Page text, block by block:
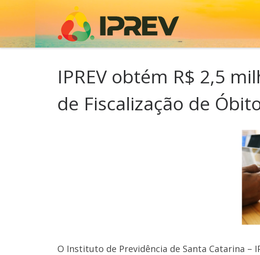
Skip to content
IPREV obtém R$ 2,5
de Fiscalização de
O Instituto de Previdência de Santa Catarina –